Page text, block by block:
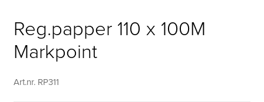
Reg.papper 110 x 100M
Markpoint
Art.nr. RP311